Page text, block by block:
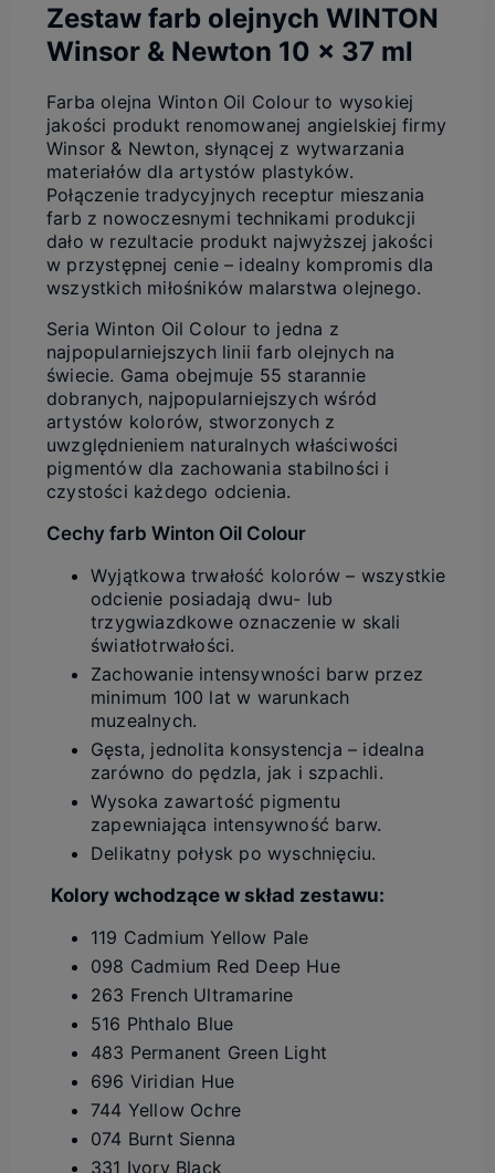
Zestaw farb olejnych WINTON
Winsor & Newton 10 x 37 ml
Farba olejna Winton Oil Colour to wysokiej
jakości produkt renomowanej angielskiej firmy
Winsor & Newton, słynącej z wytwarzania
materiałów dla artystów plastyków.
Połączenie tradycyjnych receptur mieszania
farb z nowoczesnymi technikami produkcji
dało w rezultacie produkt najwyższej jakości
w przystępnej cenie – idealny kompromis dla
wszystkich miłośników malarstwa olejnego.
Seria Winton Oil Colour to jedna z
najpopularniejszych linii farb olejnych na
świecie. Gama obejmuje 55 starannie
dobranych, najpopularniejszych wśród
artystów kolorów, stworzonych z
uwzględnieniem naturalnych właściwości
pigmentów dla zachowania stabilności i
czystości każdego odcienia.
Cechy farb Winton Oil Colour
Wyjątkowa trwałość kolorów – wszystkie
odcienie posiadają dwu- lub
trzygwiazdkowe oznaczenie w skali
światłotrwałości.
Zachowanie intensywności barw przez
minimum 100 lat w warunkach
muzealnych.
Gęsta, jednolita konsystencja – idealna
zarówno do pędzla, jak i szpachli.
Wysoka zawartość pigmentu
zapewniająca intensywność barw.
Delikatny połysk po wyschnięciu.
Kolory wchodzące w skład zestawu:
119 Cadmium Yellow Pale
098 Cadmium Red Deep Hue
263 French Ultramarine
516 Phthalo Blue
483 Permanent Green Light
696 Viridian Hue
744 Yellow Ochre
074 Burnt Sienna
331 Ivory Black